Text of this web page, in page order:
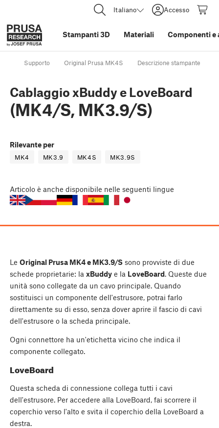
Italiano Accesso
Stampanti 3D Materiali Componenti e
Supporto Original Prusa MK4S Descrizione stampante
Cablaggio xBuddy e LoveBoard
(MK4/S, MK3.9/S)
Rilevante per
MK4 MK3.9 MK4S MK3.9S
Articolo è anche disponibile nelle seguenti lingue
Le Original Prusa MK4 e MK3.9/S sono provviste di due
schede proprietarie: la xBuddy e la LoveBoard. Queste due
unità sono collegate da un cavo principale. Quando
sostituisci un componente dell'estrusore, potrai farlo
direttamente su di esso, senza dover aprire il fascio di cavi
dell'estrusore o la scheda principale.
Ogni connettore ha un'etichetta vicino che indica il
componente collegato.
LoveBoard
Questa scheda di connessione collega tutti i cavi
dell'estrusore. Per accedere alla LoveBoard, fai scorrere il
coperchio verso l'alto e svita il coperchio della LoveBoard a
destra.